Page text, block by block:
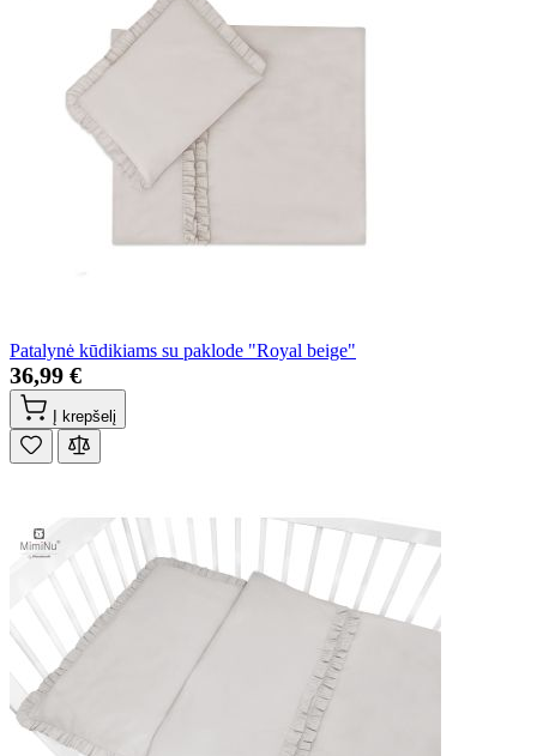
Patalynė kūdikiams su paklode "Royal beige"
36,99 €
Į krepšelį